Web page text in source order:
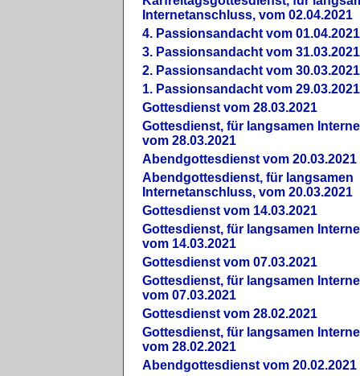
Internetanschluss, vom 02.04.2021
4. Passionsandacht vom 01.04.2021
3. Passionsandacht vom 31.03.2021
2. Passionsandacht vom 30.03.2021
1. Passionsandacht vom 29.03.2021
Gottesdienst vom 28.03.2021
Gottesdienst, für langsamen
vom 28.03.2021
Abendgottesdienst vom 20.03.2021
Abendgottesdienst, für langsamen
Internetanschluss, vom 20.03.2021
Gottesdienst vom 14.03.2021
Gottesdienst, für langsamen
vom 14.03.2021
Gottesdienst vom 07.03.2021
Gottesdienst, für langsamen
vom 07.03.2021
Gottesdienst vom 28.02.2021
Gottesdienst, für langsamen
vom 28.02.2021
Abendgottesdienst vom 20.02.2021